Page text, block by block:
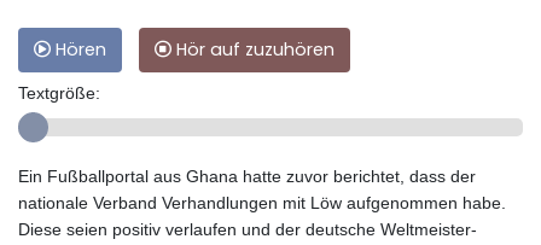
Hören Hör auf zuzuhören
Textgröße:
Ein Fußballportal aus Ghana hatte zuvor berichtet, dass der
nationale Verband Verhandlungen mit Löw aufgenommen habe.
Diese seien positiv verlaufen und der deutsche Weltmeister-